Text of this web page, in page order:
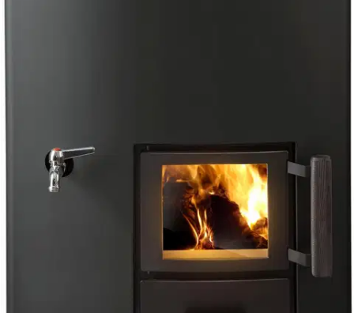
palvelupisteeseen!
Etu ei koske Suuri‑lisäpalvelulla toimitettavia tuotteita.
Tarkista myymäläsaatavuus